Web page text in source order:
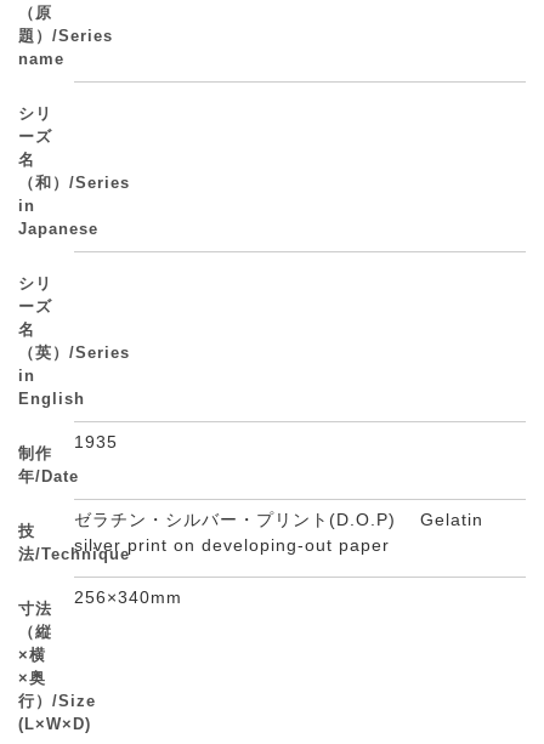
（原
題）/Series
name
シリ
ーズ
名
（和）/Series
in
Japanese
シリ
ーズ
名
（英）/Series
in
English
制作
年/Date
1935
技
法/Technique
ゼラチン・シルバー・プリント(D.O.P) Gelatin
silver print on developing-out paper
寸法
（縦
×横
×奥
行）/Size
(L×W×D)
256×340mm